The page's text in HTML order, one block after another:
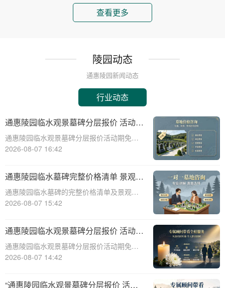
查看更多
陵园动态
通惠陵园新闻动态
行业动态
通惠陵园临水观景墓碑分层报价 活动期
免费定制碑文图案福利详解
通惠陵园临水观景墓碑分层报价活动期免费
定制碑文图案福利详解☎ 通惠陵园电话:400-
化底蕴和人文关怀的纪念圣地，始终致力于
为家属提供最优质的哀思寄托之地
2026-08-07 16:42
通惠陵园临水墓碑完整价格清单 景观维
护费用园区全额承担详解
通惠陵园临水墓碑的完整价格清单及景观维
护费用承担详解☎ 通惠陵园电话:400-838-
服务机构，提供多种类型的墓碑选择，其中
临水墓碑因其独特的景观效果和宁
2026-08-07 15:42
通惠陵园临水观景墓碑分层报价 活动期
免费定制碑文图案详解
通惠陵园临水观景墓碑分层报价活动期免费
定制碑文图案详解☎ 通惠陵园电话:400-838-
静的纪念地，一直以其独特的自然风光和人
2026-08-07 14:42
“通惠陵园临水观景墓碑分层报价 活动